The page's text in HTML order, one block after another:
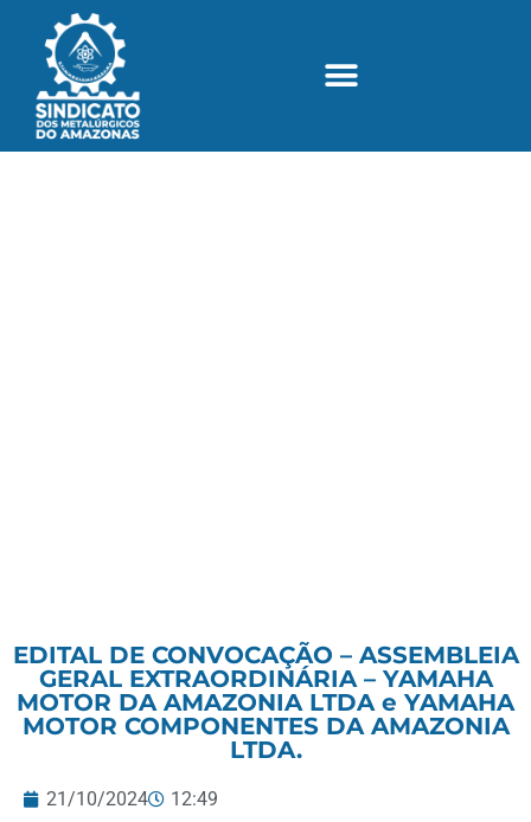
EDITAL DE CONVOCAÇÃO – ASSEMBLEIA
GERAL EXTRAORDINÁRIA – YAMAHA
MOTOR DA AMAZONIA LTDA e YAMAHA
MOTOR COMPONENTES DA AMAZONIA
LTDA.
21/10/2024 12:49